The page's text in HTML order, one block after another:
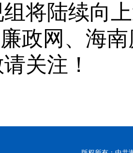
将陆续向
政网、海
关注！